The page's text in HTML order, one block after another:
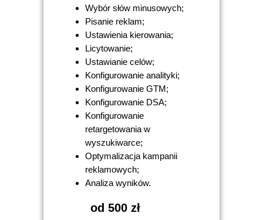
Wybór słów minusowych;
Pisanie reklam;
Ustawienia kierowania;
Licytowanie;
Ustawianie celów;
Konfigurowanie analityki;
Konfigurowanie GTM;
Konfigurowanie DSA;
Konfigurowanie
retargetowania w
wyszukiwarce;
Optymalizacja kampanii
reklamowych;
Analiza wyników.
od 500 zł